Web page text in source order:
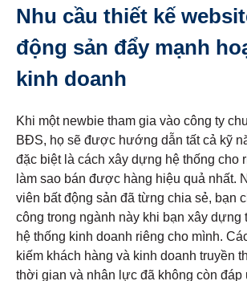
Nhu cầu thiết kế
động sản đẩy mạnh
kinh doanh
Khi một newbie tham gia vào công ty
BĐS, họ sẽ được hướng dẫn tất cả kỹ
đặc biệt là cách xây dựng hệ thống cho
làm sao bán được hàng hiệu quả nhất.
viên bất động sản đã từng chia sẻ, bạn
công trong ngành này khi bạn xây dựng
hệ thống kinh doanh riêng cho mình.
kiếm khách hàng và kinh doanh truyền
thời gian và nhân lực đã không còn đáp